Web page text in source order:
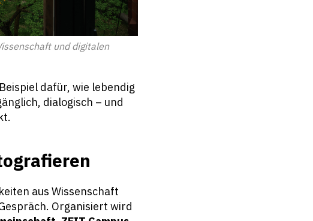
und digitalen
dafür, wie lebendig
dialogisch – und
aus Wissenschaft
Organisiert wird